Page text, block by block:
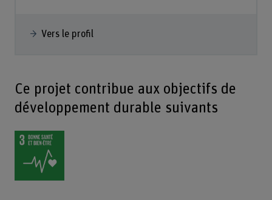
Vers le profil
Ce projet contribue aux objectifs de
développement durable suivants